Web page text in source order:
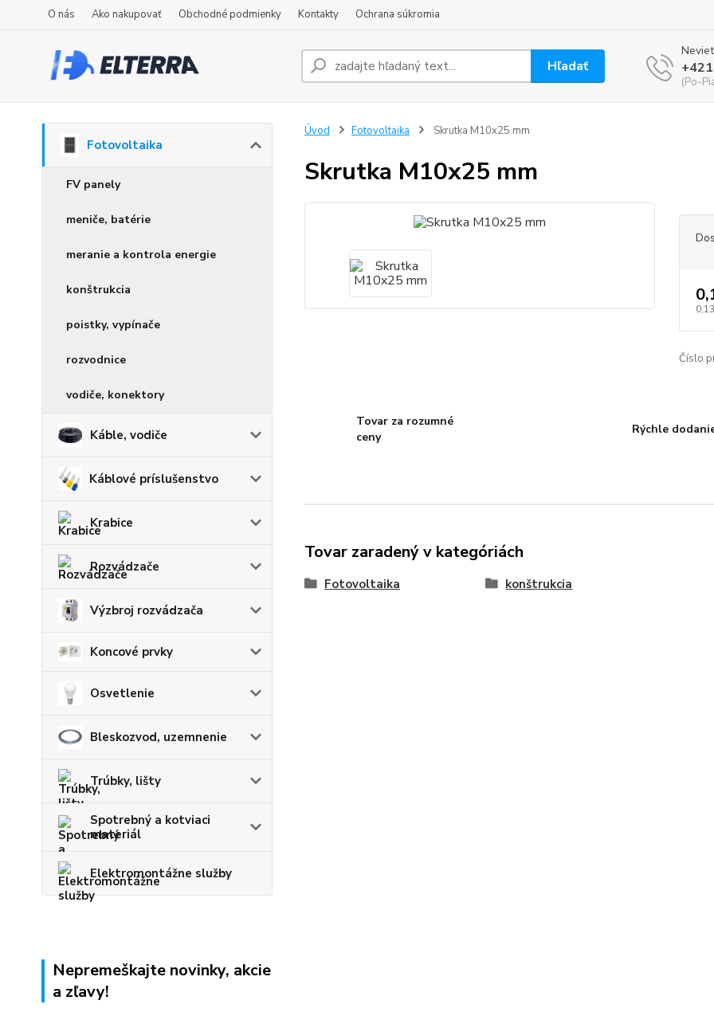
O nás Ako nakupovať Obchodné podmienky Kontakty Ochrana súkromia
Hľadať
(Po-
Fotovoltaika
FV panely
meniče, batérie
meranie a kontrola energie
konštrukcia
poistky, vypínače
rozvodnice
vodiče, konektory
Káble, vodiče
Káblové príslušenstvo
Krabice
Rozvádzače
Výzbroj rozvádzača
Koncové prvky
Osvetlenie
Bleskozvod, uzemnenie
Trúbky, lišty
Spotrebný a kotviaci
materiál
Elektromontážne služby
Nepremeškajte novinky, akcie
a zľavy!
Úvod Fotovoltaika Skrutka M10x25 mm
Skrutka M10x25 mm
Číslo
Tovar za rozumné
ceny
Rýchle
Tovar zaradený v kategóriách
Fotovoltaika konštrukcia